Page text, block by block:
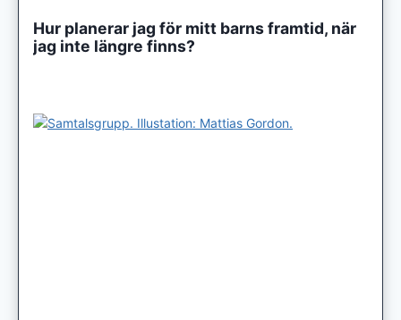
Hur planerar jag för mitt barns framtid, när
jag inte längre finns?